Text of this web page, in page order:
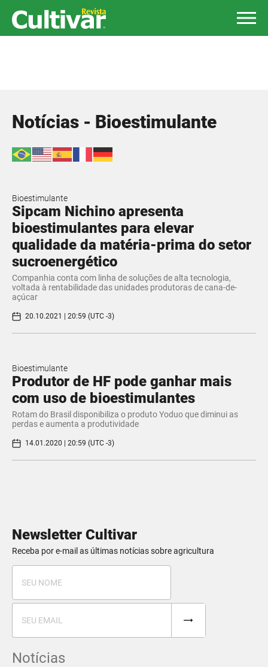
Notícias - Bioestimulante
Bioestimulante
Sipcam Nichino apresenta
bioestimulantes para elevar
qualidade da matéria-prima do setor
sucroenergético
Companhia conta com linha de soluções de alta tecnologia,
voltada à rentabilidade das unidades produtoras de cana-de-
açúcar
20.10.2021 | 20:59 (UTC -3)
Bioestimulante
Produtor de HF pode ganhar mais
com uso de bioestimulantes
Rotam do Brasil disponibiliza o produto Yoduo que diminui as
perdas e aumenta a produtividade
14.01.2020 | 20:59 (UTC -3)
Newsletter Cultivar
Receba por e-mail as últimas notícias sobre agricultura
Notícias